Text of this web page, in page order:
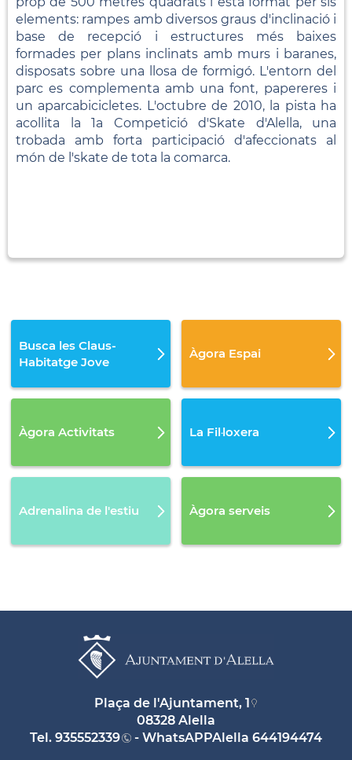
elements: rampes amb diversos graus d'inclinació i
base de recepció i estructures més baixes
formades per plans inclinats amb murs i baranes,
disposats sobre una llosa de formigó. L'entorn del
parc es complementa amb una font, papereres i
un aparcabicicletes. L'octubre de 2010, la pista ha
acollita la 1a Competició d'Skate d'Alella, una
trobada amb forta participació d'afeccionats al
món de l'skate de tota la comarca.
Busca les Claus-
Habitatge Jove
Àgora Espai
Àgora Activitats La Fil·loxera
Adrenalina de l'estiu Àgora serveis
Plaça de l'Ajuntament, 1
08328 Alella
Tel. 935552339 - WhatsAPPAlella 644194474